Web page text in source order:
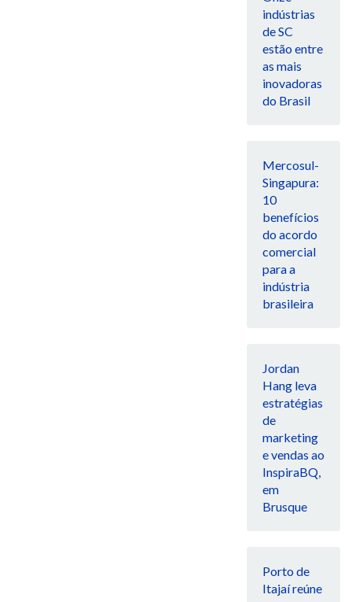
indústrias
de SC
estão entre
as mais
inovadoras
do Brasil
Mercosul-
Singapura:
10
benefícios
do acordo
comercial
para a
indústria
brasileira
Jordan
Hang leva
estratégias
de
marketing
e vendas ao
InspiraBQ,
em
Brusque
Porto de
Itajaí reúne